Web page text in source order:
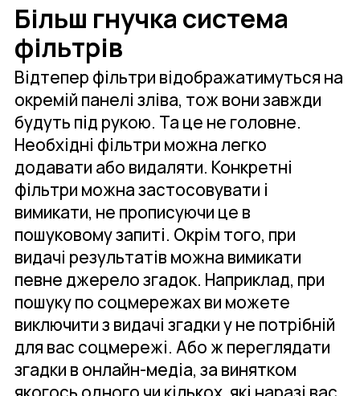
Більш гнучка система
фільтрів
Відтепер фільтри відображатимуться на
окремій панелі зліва, тож вони завжди
будуть під рукою. Та це не головне.
Необхідні фільтри можна легко
додавати або видаляти. Конкретні
фільтри можна застосовувати і
вимикати, не прописуючи це в
пошуковому запиті. Окрім того, при
видачі результатів можна вимикати
певне джерело згадок. Наприклад, при
пошуку по соцмережах ви можете
виключити з видачі згадки у не потрібній
для вас соцмережі. Або ж переглядати
згадки в онлайн-медіа, за винятком